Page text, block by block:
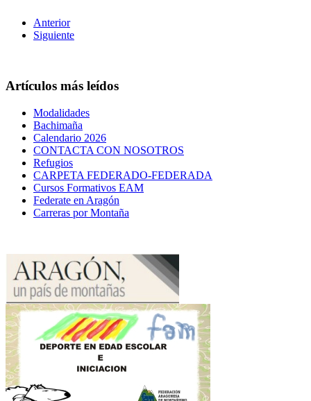
Anterior
Siguiente
Artículos más leídos
Modalidades
Bachimaña
Calendario 2026
CONTACTA CON NOSOTROS
Refugios
CARPETA FEDERADO-FEDERADA
Cursos Formativos EAM
Federate en Aragón
Carreras por Montaña